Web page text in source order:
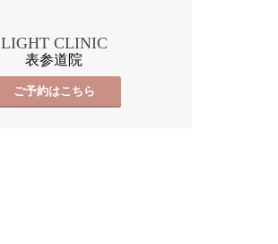
LIGHT CLINIC
表参道院
ご予約はこちら